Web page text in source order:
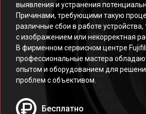
выявления и устранения
Причинами, требующими такую
различные сбои в работе
с изображением или некорректная
В фирменном сервисном центре
профессиональные мастера
опытом и оборудованием для
проблем с объективом.
Бесплатно